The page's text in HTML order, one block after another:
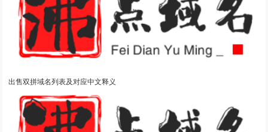
出售双拼域名列表及对应中文释义